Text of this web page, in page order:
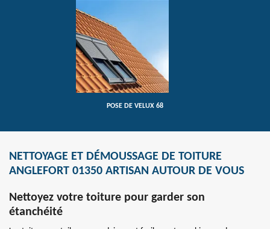
POSE DE VELUX 68
NETTOYAGE ET DÉMOUSSAGE DE TOITURE
ANGLEFORT 01350 ARTISAN AUTOUR DE VOUS
Nettoyez votre toiture pour garder son
étanchéité